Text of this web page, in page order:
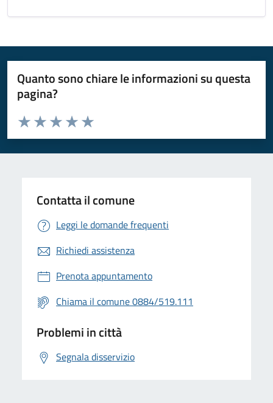
Quanto sono chiare le informazioni su questa
pagina?
Valuta da 1 a 5 stelle la pagina
Valuta 5 stelle su 5
Valuta 4 stelle su 5
Valuta 3 stelle su 5
Valuta 2 stelle su 5
Valuta 1 stelle su 5
Contatta il comune
Leggi le domande frequenti
Richiedi assistenza
Prenota appuntamento
Chiama il comune 0884/519.111
Problemi in città
Segnala disservizio